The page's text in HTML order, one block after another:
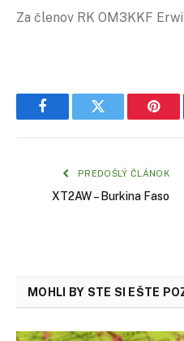
Za členov RK OM3KKF
FacebookTwitter
PREDOŠLÝ ČLÁNOK
XT2AW – Burkina Faso
MOHLI BY STE SI EŠTE